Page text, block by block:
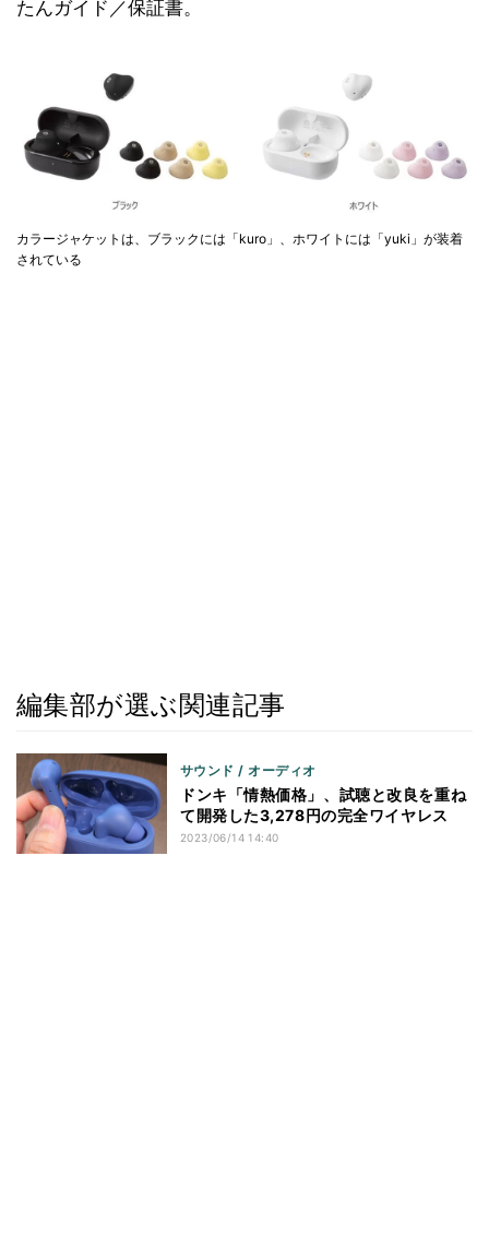
たんガイド／保証書。
カラージャケットは、ブラックには「kuro」、ホワイトには「yuki」が装着
されている
編集部が選ぶ関連記事
サウンド / オーディオ
ドンキ「情熱価格」、試聴と改良を重ね
て開発した3,278円の完全ワイヤレス
2023/06/14 14:40